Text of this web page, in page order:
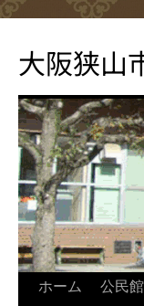
テ
ン
へ
ス
キ
ッ
プ
大阪狭山
ホーム 公民